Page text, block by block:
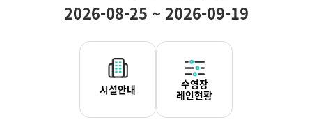
이
2026-08-25 ~ 2026-09-19